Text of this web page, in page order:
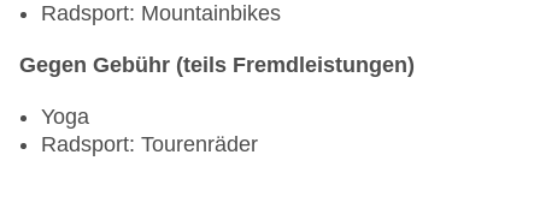
Radsport: Mountainbikes
Gegen Gebühr (teils Fremdleistungen)
Yoga
Radsport: Tourenräder